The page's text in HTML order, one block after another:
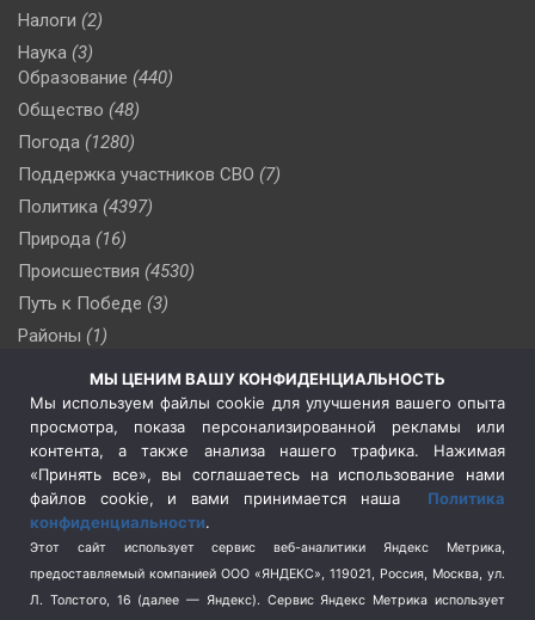
Налоги (2)
Наука (3)
Образование (440)
Общество (48)
Погода (1280)
Поддержка участников СВО (7)
Политика (4397)
Природа (16)
Происшествия (4530)
Путь к Победе (3)
Районы (1)
(510)
Сельское хозяйство (3)
Социальная политика
(3)
Спецоперация в Украине
Спецоперация на Украине
(404)
Спорт (740)
Терроризм (1)
МЫ ЦЕНИМ ВАШУ КОНФИДЕНЦИАЛЬНОСТЬ
Мы используем файлы cookie для улучшения вашего опыта
просмотра, показа персонализированной рекламы или
контента, а также анализа нашего трафика. Нажимая
«Принять все», вы соглашаетесь на использование нами
файлов cookie, и вами принимается наша Политика
конфиденциальности.
Этот сайт использует сервис веб-аналитики Яндекс Метрика,
предоставляемый компанией ООО «ЯНДЕКС», 119021, Россия, Москва, ул.
Л. Толстого, 16 (далее — Яндекс). Сервис Яндекс Метрика использует